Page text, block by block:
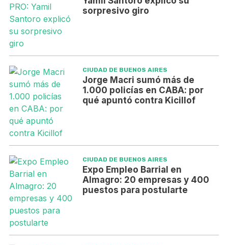
sorpresivo giro
CIUDAD DE BUENOS AIRES
Jorge Macri sumó más de
1.000 policías en CABA: por
qué apuntó contra Kicillof
CIUDAD DE BUENOS AIRES
Expo Empleo Barrial en
Almagro: 20 empresas y 400
puestos para postularte